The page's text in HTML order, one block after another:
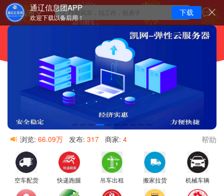
通辽信息团APP
欢迎下载以备后用！
下载
包头市 找顺风车，找工作，租房子
浏览: 66.09万 发布: 317 商家: 4 帮助
空车配货 快递跑腿 吊车出租 搬家拉货 机械车辆